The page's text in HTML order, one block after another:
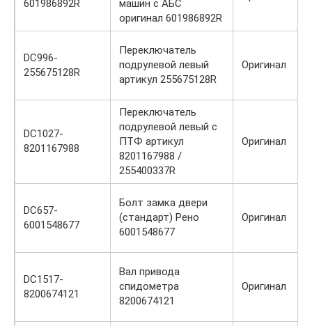
601986892R
машин с АБС
оригинал 601986892R
DC996-
255675128R
Переключатель
подрулевой левый
артикул 255675128R
Оригинал
DC1027-
8201167988
Переключатель
подрулевой левый с
ПТФ артикул
8201167988 /
255400337R
Оригинал
DC657-
6001548677
Болт замка двери
(стандарт) Рено
6001548677
Оригинал
DC1517-
8200674121
Вал привода
спидометра
8200674121
Оригинал